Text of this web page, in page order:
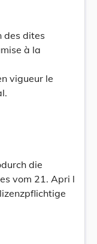
des dites
à la
vigueur le
die
vom 21. Apri l